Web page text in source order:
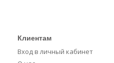
Клиентам
Вход в личный кабинет